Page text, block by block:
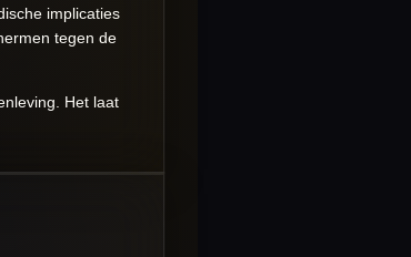
implicaties
tegen de
Het laat